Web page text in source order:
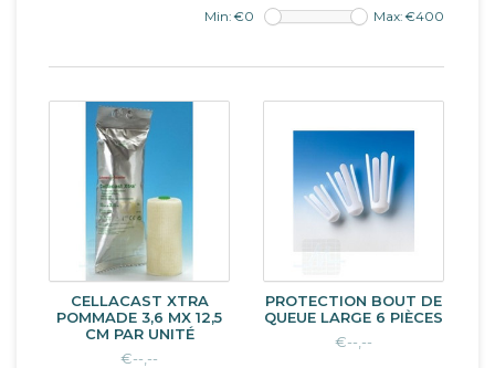
Min: €0 Max: €400
CELLACAST XTRA
POMMADE 3,6 MX 12,5
CM PAR UNITÉ
€--,--
PROTECTION BOUT DE
QUEUE LARGE 6 PIÈCES
€--,--